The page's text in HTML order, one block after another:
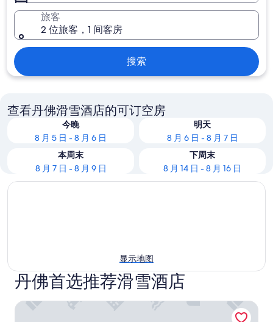
旅客
2 位旅客，1 间客房
搜索
查看丹佛滑雪酒店的可订空房
今晚
8 月 5 日 - 8 月 6 日
明天
8 月 6 日 - 8 月 7 日
本周末
8 月 7 日 - 8 月 9 日
下周末
8 月 14 日 - 8 月 16 日
显示地图
丹佛首选推荐滑雪酒店
科罗拉多会展中心丹佛君悦酒店